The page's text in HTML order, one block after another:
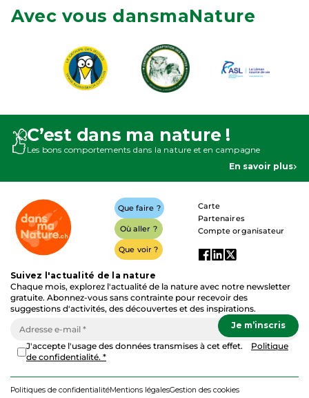
Avec vous dansmaNature
C’est dans ma nature !
Les bons comportements dans la nature et en campagne
En savoir plus
Que faire ?
Où aller ?
Que voir ?
Carte
Partenaires
Compte organisateur
Suivez l'actualité de la nature
Chaque mois, explorez l'actualité de la nature avec notre newsletter
gratuite. Abonnez-vous sans contrainte pour recevoir des
suggestions d'activités, des découvertes et des inspirations.
J'accepte l'usage des données transmises à cet effet.
Politique
de confidentialité. *
Politiques de confidentialitéMentions légalesGestion des cookies